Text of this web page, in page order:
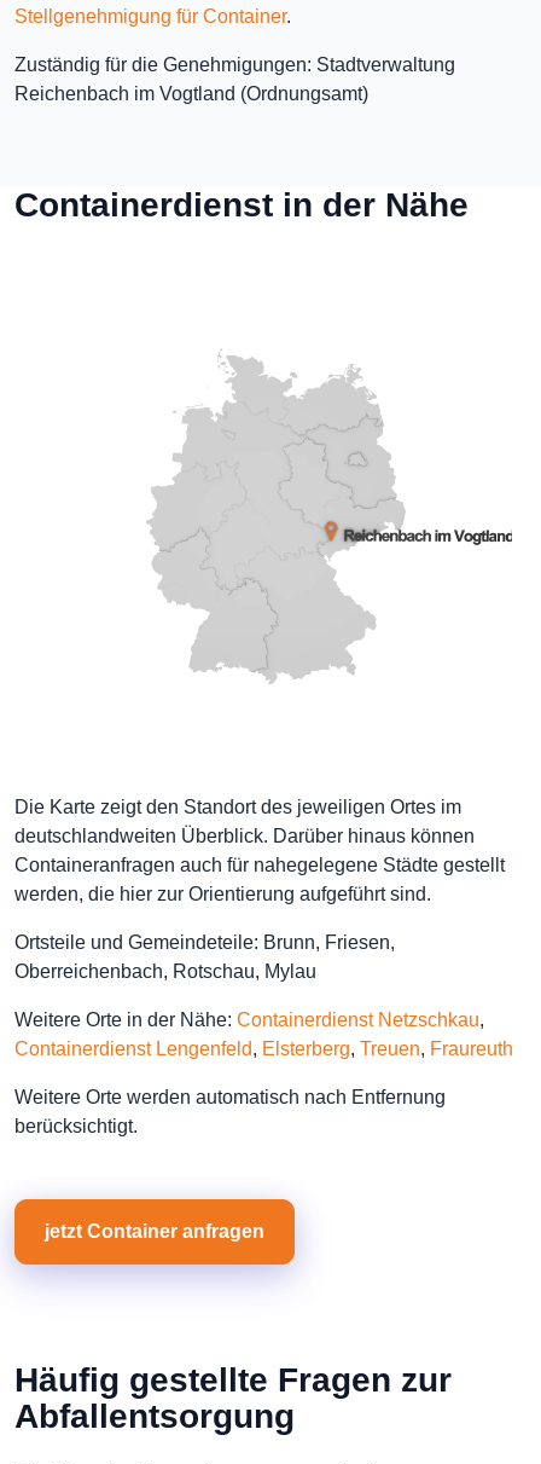
Stellgenehmigung für Container.
Zuständig für die Genehmigungen: Stadtverwaltung
Reichenbach im Vogtland (Ordnungsamt)
Containerdienst in der Nähe
Die Karte zeigt den Standort des jeweiligen Ortes im
deutschlandweiten Überblick. Darüber hinaus können
Containeranfragen auch für nahegelegene Städte gestellt
werden, die hier zur Orientierung aufgeführt sind.
Ortsteile und Gemeindeteile: Brunn, Friesen,
Oberreichenbach, Rotschau, Mylau
Weitere Orte in der Nähe: Containerdienst Netzschkau,
Containerdienst Lengenfeld, Elsterberg, Treuen, Fraureuth
Weitere Orte werden automatisch nach Entfernung
berücksichtigt.
jetzt Container anfragen
Häufig gestellte Fragen zur
Abfallentsorgung